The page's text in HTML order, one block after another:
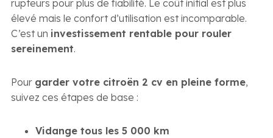
rupteurs pour plus de fiabilité. Le coût initial est plus
élevé mais le confort d’utilisation est incomparable.
C’est un investissement rentable pour rouler
sereinement.
Pour garder votre citroën 2 cv en pleine forme,
suivez ces étapes de base :
Vidange tous les 5 000 km